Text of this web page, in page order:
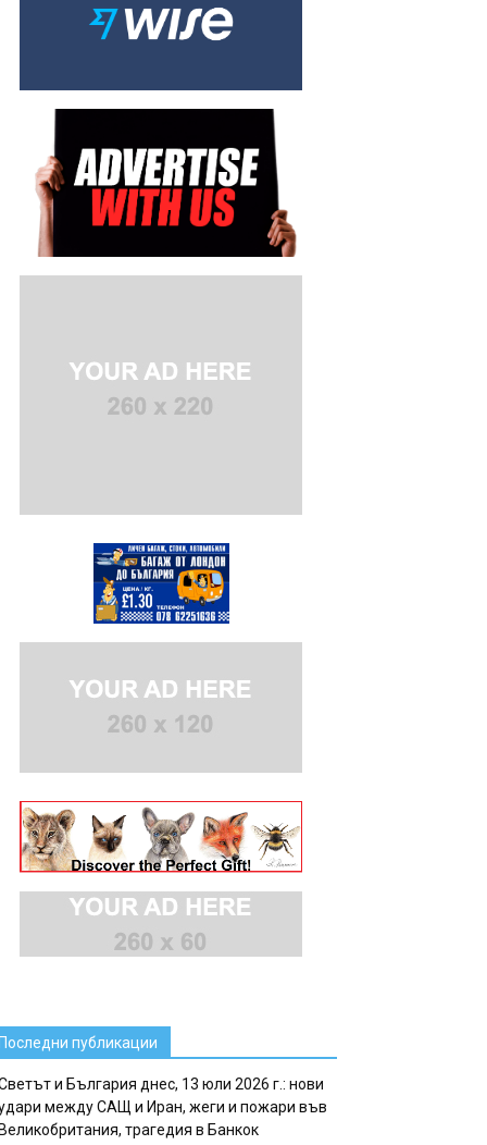
публикации
и България днес, 13 юли 2026 г.: нови
между САЩ и Иран, жеги и пожари във
трагедия в Банкок